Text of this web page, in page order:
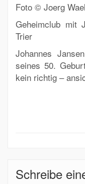
Foto © Joerg
Geheimclub mit
Trier
Johannes
seines 50.
kein richtig –
Schreibe